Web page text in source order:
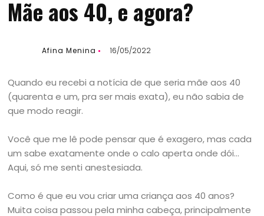
Mãe aos 40, e agora?
Afina Menina 16/05/2022
Quando eu recebi a notícia de que seria mãe aos 40
(quarenta e um, pra ser mais exata), eu não sabia de
que modo reagir.
Você que me lê pode pensar que é exagero, mas cada
um sabe exatamente onde o calo aperta onde dói…
Aqui, só me senti anestesiada.
Como é que eu vou criar uma criança aos 40 anos?
Muita coisa passou pela minha cabeça, principalmente